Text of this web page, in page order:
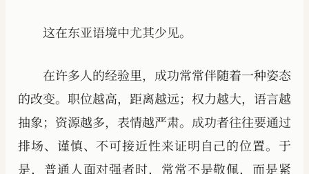
这在东亚语境中尤其少见。
在许多人的经验里，成功常常伴随着一种姿态
的改变。职位越高，距离越远；权力越大，语言越
抽象；资源越多，表情越严肃。成功者往往要通过
排场、谨慎、不可接近性来证明自己的位置。于
是，普通人面对强者时，常常不是敬佩，而是紧